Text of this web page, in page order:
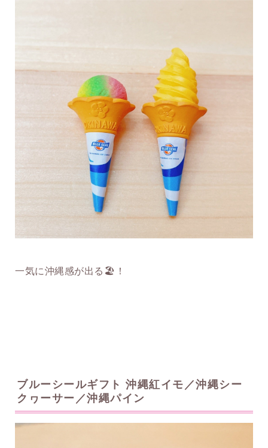
一気に沖縄感が出る🏖！
ブルーシールギフト 沖縄紅イモ／沖縄シー
クヮーサー／沖縄パイン